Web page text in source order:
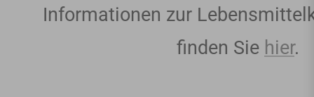
Informationen zur
finden Sie hier.